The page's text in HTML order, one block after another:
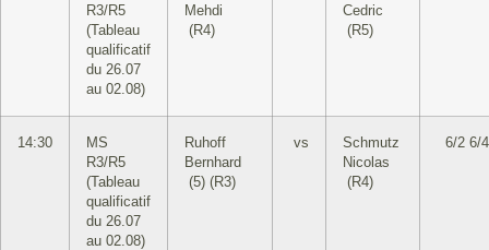
R3/R5
(Tableau
qualificatif
du 26.07
au 02.08)
Mehdi
(R4)
Cedric
(R5)
14:30
MS
R3/R5
(Tableau
qualificatif
du 26.07
au 02.08)
Ruhoff
Bernhard
(5) (R3)
vs
Schmutz
Nicolas
(R4)
6/2 6/4